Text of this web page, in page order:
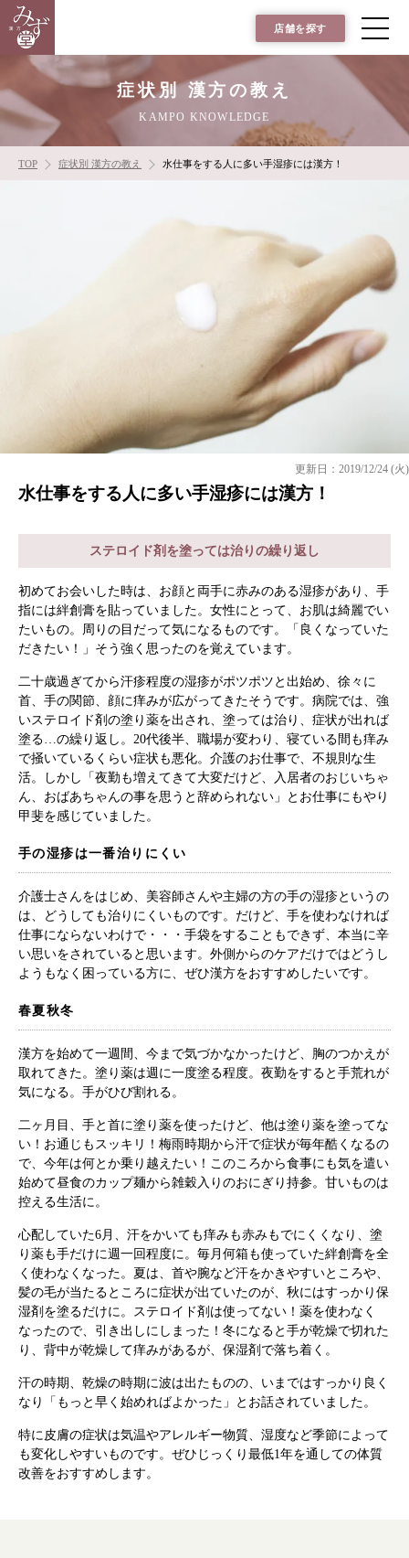
店舗を探す
根本から身体を整えるとは
症状別 漢方の教え
店舗を探す
漢方みず堂とは 企業情報
症状別 漢方の教え
KAMPO KNOWLEDGE
TOP 症状別 漢方の教え 水仕事をする人に多い手湿疹には漢方！
更新日：2019/12/24 (火)
水仕事をする人に多い手湿疹には漢方！
ステロイド剤を塗っては治りの繰り返し
初めてお会いした時は、お顔と両手に赤みのある湿疹があり、手
指には絆創膏を貼っていました。女性にとって、お肌は綺麗でい
たいもの。周りの目だって気になるものです。「良くなっていた
だきたい！」そう強く思ったのを覚えています。
二十歳過ぎてから汗疹程度の湿疹がポツポツと出始め、徐々に
首、手の関節、顔に痒みが広がってきたそうです。病院では、強
いステロイド剤の塗り薬を出され、塗っては治り、症状が出れば
塗る…の繰り返し。20代後半、職場が変わり、寝ている間も痒み
で掻いているくらい症状も悪化。介護のお仕事で、不規則な生
活。しかし「夜勤も増えてきて大変だけど、入居者のおじいちゃ
ん、おばあちゃんの事を思うと辞められない」とお仕事にもやり
甲斐を感じていました。
手の湿疹は一番治りにくい
介護士さんをはじめ、美容師さんや主婦の方の手の湿疹というの
は、どうしても治りにくいものです。だけど、手を使わなければ
仕事にならないわけで・・・手袋をすることもできず、本当に辛
い思いをされていると思います。外側からのケアだけではどうし
ようもなく困っている方に、ぜひ漢方をおすすめしたいです。
春夏秋冬
漢方を始めて一週間、今まで気づかなかったけど、胸のつかえが
取れてきた。塗り薬は週に一度塗る程度。夜勤をすると手荒れが
気になる。手がひび割れる。
二ヶ月目、手と首に塗り薬を使ったけど、他は塗り薬を塗ってな
い！お通じもスッキリ！梅雨時期から汗で症状が毎年酷くなるの
で、今年は何とか乗り越えたい！このころから食事にも気を遣い
始めて昼食のカップ麺から雑穀入りのおにぎり持参。甘いものは
控える生活に。
心配していた6月、汗をかいても痒みも赤みもでにくくなり、塗
り薬も手だけに週一回程度に。毎月何箱も使っていた絆創膏を全
く使わなくなった。夏は、首や腕など汗をかきやすいところや、
髪の毛が当たるところに症状が出ていたのが、秋にはすっかり保
湿剤を塗るだけに。ステロイド剤は使ってない！薬を使わなく
なったので、引き出しにしまった！冬になると手が乾燥で切れた
り、背中が乾燥して痒みがあるが、保湿剤で落ち着く。
汗の時期、乾燥の時期に波は出たものの、いまではすっかり良く
なり「もっと早く始めればよかった」とお話されていました。
特に皮膚の症状は気温やアレルギー物質、湿度など季節によって
も変化しやすいものです。ぜひじっくり最低1年を通しての体質
改善をおすすめします。